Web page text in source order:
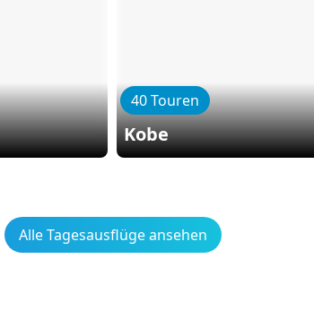
40 Touren
Kobe
Alle Tagesausflüge ansehen